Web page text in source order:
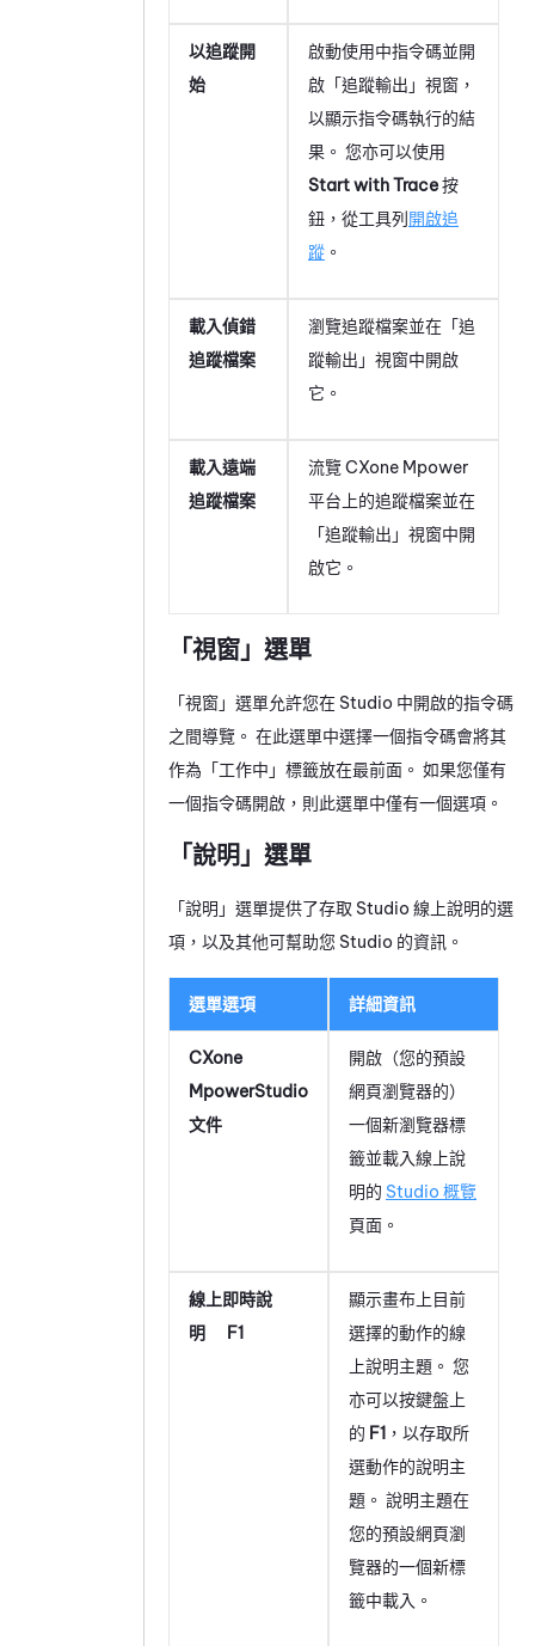
以追蹤開
始
啟動使用中指令碼並開
啟「追蹤輸出」視窗，
以顯示指令碼執行的結
果。 您亦可以使用
Start with Trace按
鈕，從工具列開啟追
蹤 。
載入偵錯
追蹤檔案
瀏覽追蹤檔案並在「追
蹤輸出」視窗中開啟
它。
載入遠端
追蹤檔案
流覽CXone Mpower
平台上的追蹤檔案並在
「追蹤輸出」視窗中開
啟它。
「視窗」選單
「視窗」選單允許您在 Studio 中開啟的指令碼
之間導覽。 在此選單中選擇一個指令碼會將其
作為「工作中」標籤放在最前面。 如果您僅有
一個指令碼開啟，則此選單中僅有一個選項。
「說明」選單
「說明」選單提供了存取 Studio 線上說明的選
項，以及其他可幫助您 Studio 的資訊。
選單選項 詳細資訊
CXone
MpowerStudio
文件
開啟（您的預設
網頁瀏覽器的）
一個新瀏覽器標
籤並載入線上說
明的 Studio 概覽
頁面。
線上即時說
明 F1
顯示畫布上目前
選擇的動作的線
上說明主題。 您
亦可以按鍵盤上
的 F1 ，以存取所
選動作的說明主
題。 說明主題在
您的預設網頁瀏
覽器的一個新標
籤中載入。